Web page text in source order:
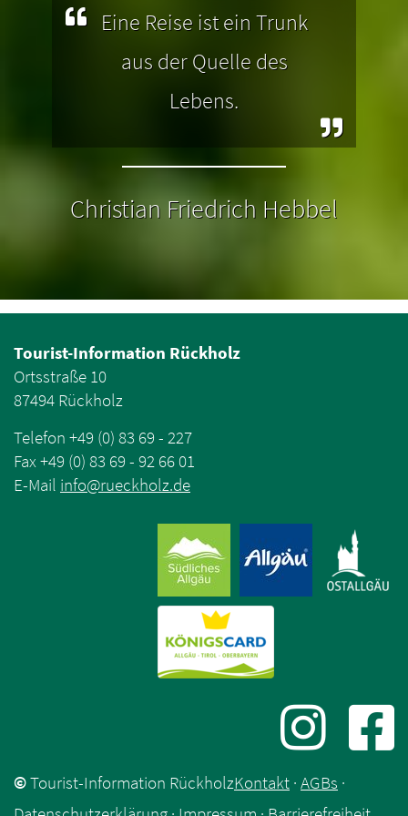
Eine Reise ist ein Trunk
aus der Quelle des
Lebens.
Christian Friedrich Hebbel
Tourist-Information Rückholz
Ortsstraße 10
87494 Rückholz
Telefon +49 (0) 83 69 - 227
Fax +49 (0) 83 69 - 92 66 01
E-Mail info@rueckholz.de
©Tourist-Information RückholzKontakt · AGBs ·